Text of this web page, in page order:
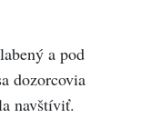
a pod
dozorcovia
navštíviť.